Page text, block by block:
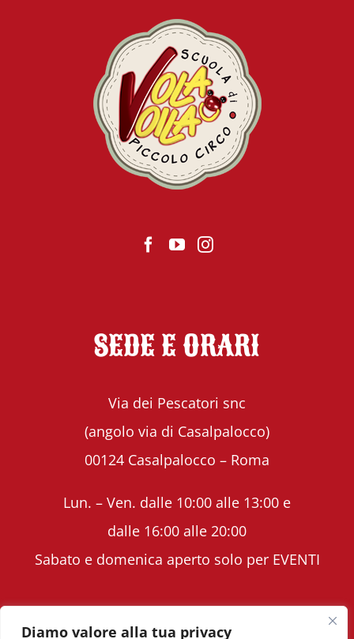
Diamo valore alla tua privacy
SEDE E ORARI
Via dei Pescatori snc
(angolo via di Casalpalocco)
00124 Casalpalocco – Roma
Lun. – Ven. dalle 10:00 alle 13:00 e
dalle 16:00 alle 20:00
Sabato e domenica aperto solo per EVENTI